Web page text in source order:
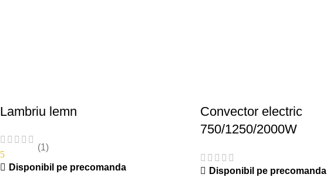
Lambriu lemn
5
(1)
Disponibil pe precomanda
Convector electric
750/1250/2000W
Disponibil pe precomanda